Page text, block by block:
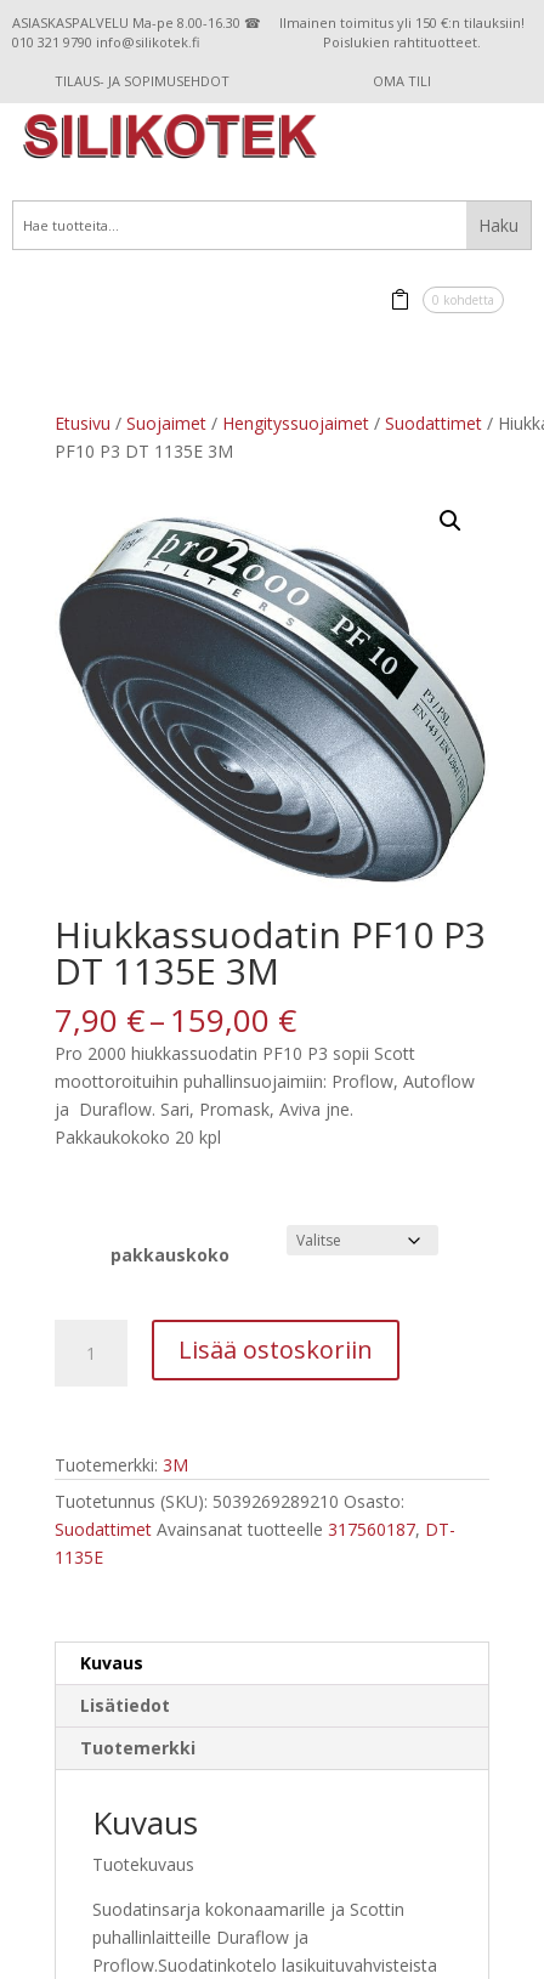
ASIASKASPALVELU Ma-pe 8.00-16.30 ☎
010 321 9790 info@silikotek.fi
Ilmainen toimitus yli 150 €:n tilauksiin!
Poislukien rahtituotteet.
TILAUS- JA SOPIMUSEHDOT OMA TILI
0 kohdetta
Etusivu / Suojaimet/ Hengityssuojaimet/ Suodattimet/
PF10 P3 DT 1135E 3M
Hiukkassuodatin PF10 P3
DT 1135E 3M
7,90 €–159,00 €Hintaluokka:
7,90 €
-
159,00 €
Pro 2000 hiukkassuodatin PF10 P3 sopii Scott
moottoroituihin puhallinsuojaimiin: Proflow, Autoflow
ja Duraflow. Sari, Promask, Aviva jne.
Pakkaukokoko 20 kpl
pakkauskoko
PF10
3M
määrä
Lisää ostoskoriin
Tuotemerkki: 3M
Tuotetunnus (SKU): 5039269289210 Osasto:
Suodattimet Avainsanat tuotteelle 317560187, DT-
1135E
Kuvaus
Lisätiedot
Tuotemerkki
Kuvaus
Tuotekuvaus
Suodatinsarja kokonaamarille ja Scottin
puhallinlaitteille Duraflow ja
Proflow.Suodatinkotelo lasikuituvahvisteista